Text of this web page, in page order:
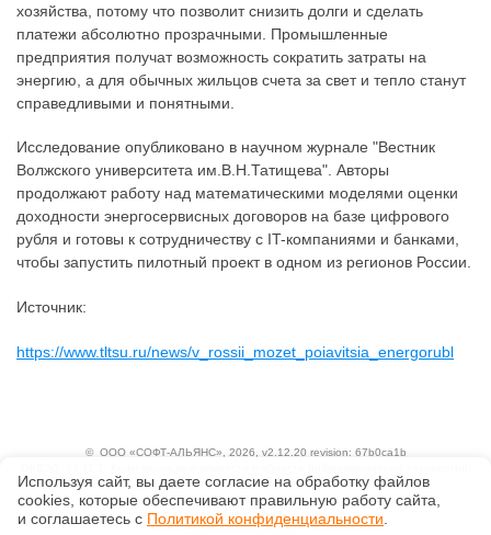
хозяйства, потому что позволит снизить долги и сделать
платежи абсолютно прозрачными. Промышленные
предприятия получат возможность сократить затраты на
энергию, а для обычных жильцов счета за свет и тепло станут
справедливыми и понятными.
Исследование опубликовано в научном журнале "Вестник
Волжского университета им.В.Н.Татищева". Авторы
продолжают работу над математическими моделями оценки
доходности энергосервисных договоров на базе цифрового
рубля и готовы к сотрудничеству с IT-компаниями и банками,
чтобы запустить пилотный проект в одном из регионов России.
Источник:
https://www.tltsu.ru/news/v_rossii_mozet_poiavitsia_energorubl
© ООО «СОФТ-АЛЬЯНС», 2026, v2.12.20 revision: 67b0ca1b
1.01, 3.01
Ценовая политика
Технологии
Используя сайт, вы даете согласие на обработку файлов
сооkiеs, которые обеспечивают правильную работу сайта,
и соглашаетесь с Политикой конфиденциальности